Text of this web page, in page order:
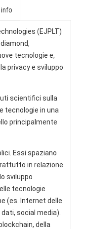
info
(EJPLT)
tecnologie e,
privacy e sviluppo
scientifici sulla
tecnologie in una
principalmente
Essi spaziano
in relazione
sviluppo
tecnologie
(es. Internet delle
social media).
della